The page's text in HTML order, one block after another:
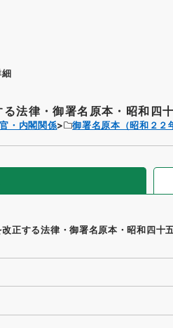
細
法律・御署名原本・昭和四
・内閣関係 御署名原本（昭和２２
正する法律・御署名原本・昭和四十